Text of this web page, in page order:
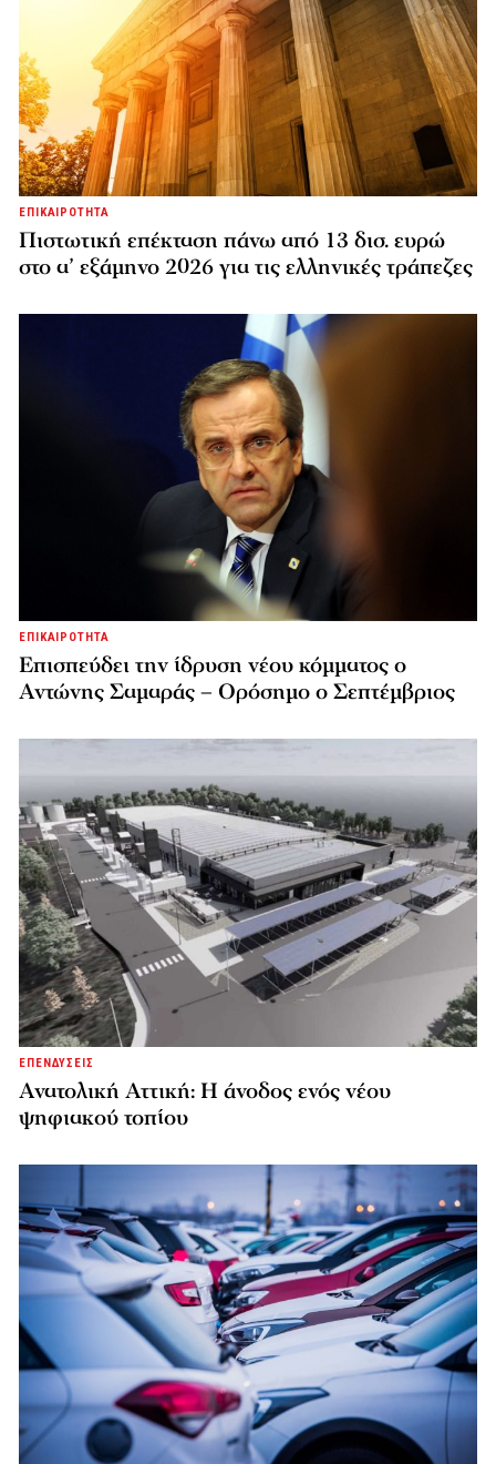
ΕΠΙΚΑΙΡΟΤΗΤΑ
Πιστωτική επέκταση πάνω από 13 δισ. ευρώ
στο α’ εξάμηνο 2026 για τις ελληνικές τράπεζες
ΕΠΙΚΑΙΡΟΤΗΤΑ
Επισπεύδει την ίδρυση νέου κόμματος o
Αντώνης Σαμαράς – Ορόσημο ο Σεπτέμβριος
ΕΠΕΝΔΥΣΕΙΣ
Ανατολική Αττική: Η άνοδος ενός νέου
ψηφιακού τοπίου